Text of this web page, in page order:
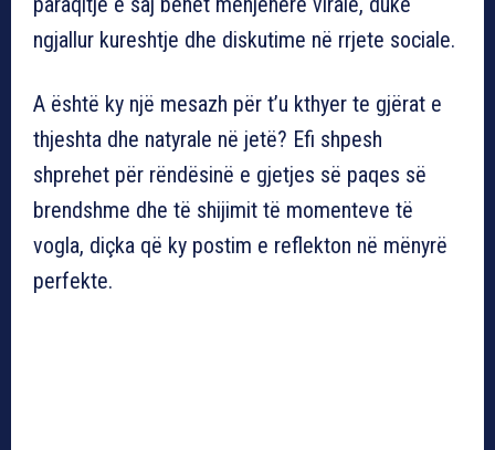
ngjallur kureshtje dhe diskutime në rrjete sociale.
A është ky një mesazh për t’u kthyer te gjërat e
thjeshta dhe natyrale në jetë? Efi shpesh
shprehet për rëndësinë e gjetjes së paqes së
brendshme dhe të shijimit të momenteve të
vogla, diçka që ky postim e reflekton në mënyrë
perfekte.